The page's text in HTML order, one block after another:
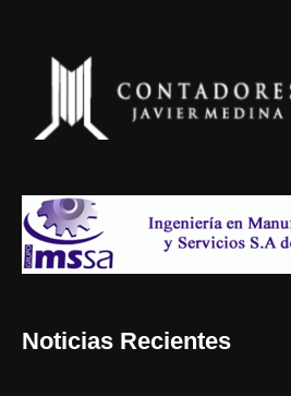
Noticias Recientes